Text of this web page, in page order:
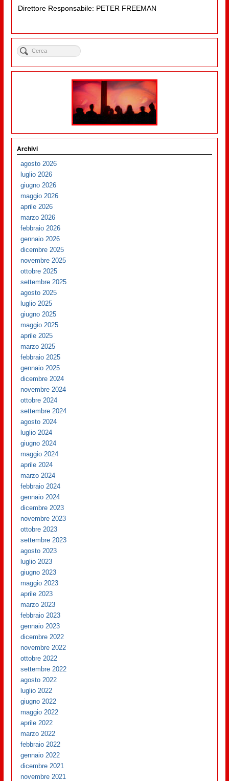
Direttore Responsabile: PETER FREEMAN
Archivi
agosto 2026
luglio 2026
giugno 2026
maggio 2026
aprile 2026
marzo 2026
febbraio 2026
gennaio 2026
dicembre 2025
novembre 2025
ottobre 2025
settembre 2025
agosto 2025
luglio 2025
giugno 2025
maggio 2025
aprile 2025
marzo 2025
febbraio 2025
gennaio 2025
dicembre 2024
novembre 2024
ottobre 2024
settembre 2024
agosto 2024
luglio 2024
giugno 2024
maggio 2024
aprile 2024
marzo 2024
febbraio 2024
gennaio 2024
dicembre 2023
novembre 2023
ottobre 2023
settembre 2023
agosto 2023
luglio 2023
giugno 2023
maggio 2023
aprile 2023
marzo 2023
febbraio 2023
gennaio 2023
dicembre 2022
novembre 2022
ottobre 2022
settembre 2022
agosto 2022
luglio 2022
giugno 2022
maggio 2022
aprile 2022
marzo 2022
febbraio 2022
gennaio 2022
dicembre 2021
novembre 2021